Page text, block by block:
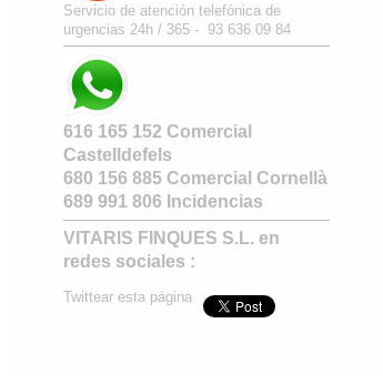
Servicio de atención telefónica de
urgencias 24h / 365 - 93 636 09 84
616 165 152 Comercial
Castelldefels
680 156 885 Comercial Cornellà
689 991 806 Incidencias
VITARIS FINQUES S.L. en
redes sociales :
Twittear esta página